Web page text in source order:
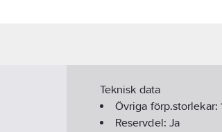
Teknisk data
Övriga förp.storlekar:
Reservdel: Ja